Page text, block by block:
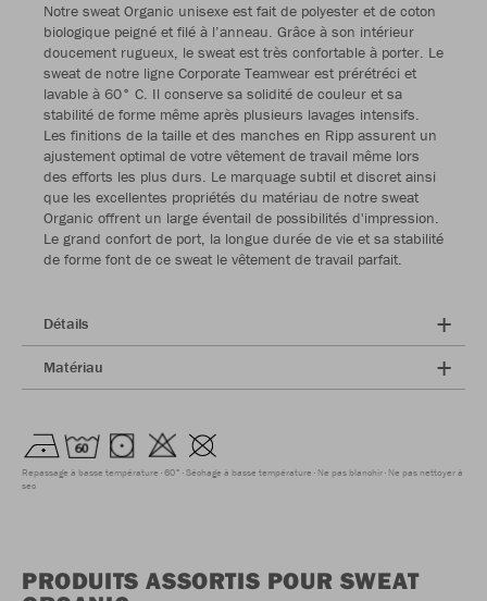
Notre sweat Organic unisexe est fait de polyester et de coton
biologique peigné et filé à l’anneau. Grâce à son intérieur
doucement rugueux, le sweat est très confortable à porter. Le
sweat de notre ligne Corporate Teamwear est prérétréci et
lavable à 60° C. Il conserve sa solidité de couleur et sa
stabilité de forme même après plusieurs lavages intensifs.
Les finitions de la taille et des manches en Ripp assurent un
ajustement optimal de votre vêtement de travail même lors
des efforts les plus durs. Le marquage subtil et discret ainsi
que les excellentes propriétés du matériau de notre sweat
Organic offrent un large éventail de possibilités d'impression.
Le grand confort de port, la longue durée de vie et sa stabilité
de forme font de ce sweat le vêtement de travail parfait.
Détails
Matériau
Repassage à basse température 60° Séchage à basse température Ne pas blanchir Ne pas nettoyer à
sec
PRODUITS ASSORTIS POUR SWEAT